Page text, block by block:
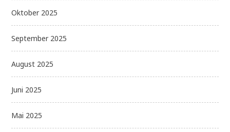
Oktober 2025
September 2025
August 2025
Juni 2025
Mai 2025